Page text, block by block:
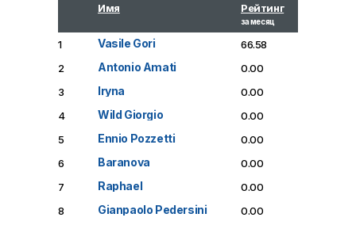
Имя Рейтинг
за месяц
1 Vasile Gori
66.58
2
Antonio Amati
0.00
3
Iryna
0.00
4
Wild Giorgio
0.00
5
Ennio Pozzetti
0.00
6
Baranova
0.00
7
Raphael
0.00
8
Gianpaolo Pedersini
0.00